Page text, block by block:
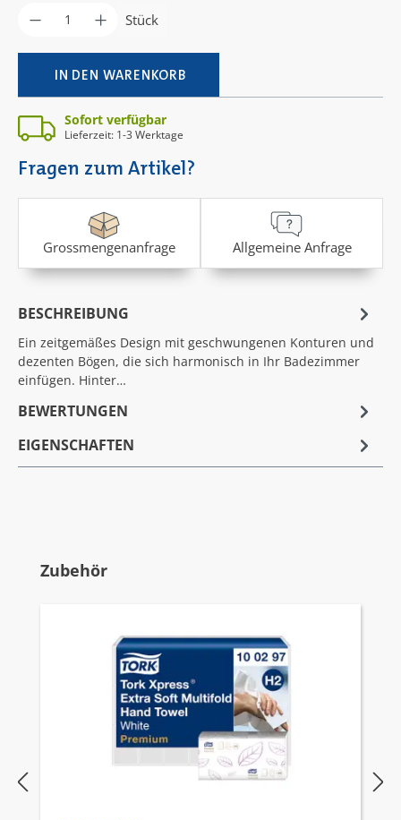
Produkt Anzahl: Gib den gewünschten
Stück
IN DEN WARENKORB
Sofort verfügbar
Lieferzeit: 1-3 Werktage
Fragen zum Artikel?
Grossmengenanfrage Allgemeine Anfrage
BESCHREIBUNG
Ein zeitgemäßes Design mit geschwungenen Konturen und
dezenten Bögen, die sich harmonisch in Ihr Badezimmer
einfügen. Hinter…
BEWERTUNGEN
EIGENSCHAFTEN
Produktgalerie überspringen
Zubehör